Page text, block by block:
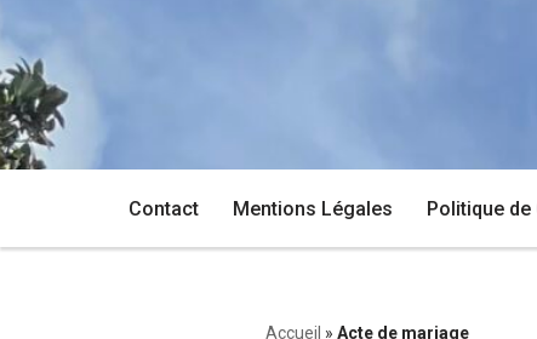
Contact Mentions Légales Politique
Accueil » Acte de mariage